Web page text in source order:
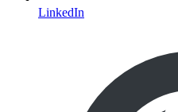
LinkedIn